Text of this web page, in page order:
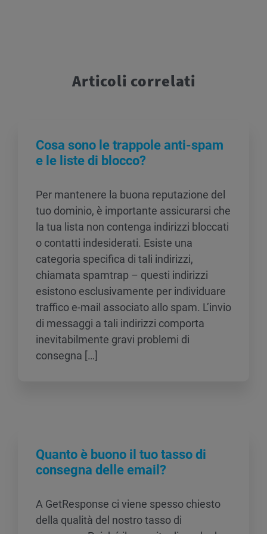
Articoli correlati
Cosa sono le trappole anti-spam
e le liste di blocco?
Per mantenere la buona reputazione del
tuo dominio, è importante assicurarsi che
la tua lista non contenga indirizzi bloccati
o contatti indesiderati. Esiste una
categoria specifica di tali indirizzi,
chiamata spamtrap – questi indirizzi
esistono esclusivamente per individuare
traffico e-mail associato allo spam. L’invio
di messaggi a tali indirizzi comporta
inevitabilmente gravi problemi di
consegna […]
Quanto è buono il tuo tasso di
consegna delle email?
A GetResponse ci viene spesso chiesto
della qualità del nostro tasso di